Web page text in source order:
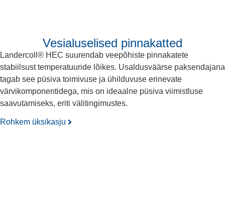
Vesialuselised pinnakatted
Landercoll® HEC suurendab veepõhiste pinnakatete
stabiilsust temperatuuride lõikes. Usaldusväärse paksendajana
tagab see püsiva toimivuse ja ühilduvuse erinevate
värvikomponentidega, mis on ideaalne püsiva viimistluse
saavutamiseks, eriti välitingimustes.
Rohkem üksikasju